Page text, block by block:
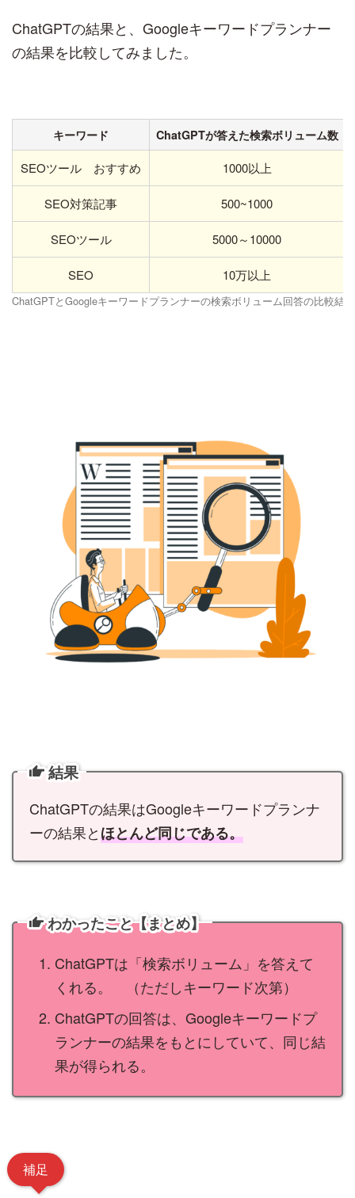
ChatGPTの結果と、Googleキーワードプランナー
の結果を比較してみました。
キーワード ChatGPTが答えた検索ボリューム数
SEOツール おすすめ 1000以上
SEO対策記事 500~1000
SEOツール 5000～10000
SEO 10万以上
ChatGPTとGoogleキーワードプランナーの検索ボリューム回答の比較結果
結果
ChatGPTの結果はGoogleキーワードプランナ
ーの結果とほとんど同じである。
わかったこと【まとめ】
ChatGPTは「検索ボリューム」を答えて
くれる。 （ただしキーワード次第）
ChatGPTの回答は、Googleキーワードプ
ランナーの結果をもとにしていて、同じ結
果が得られる。
補足